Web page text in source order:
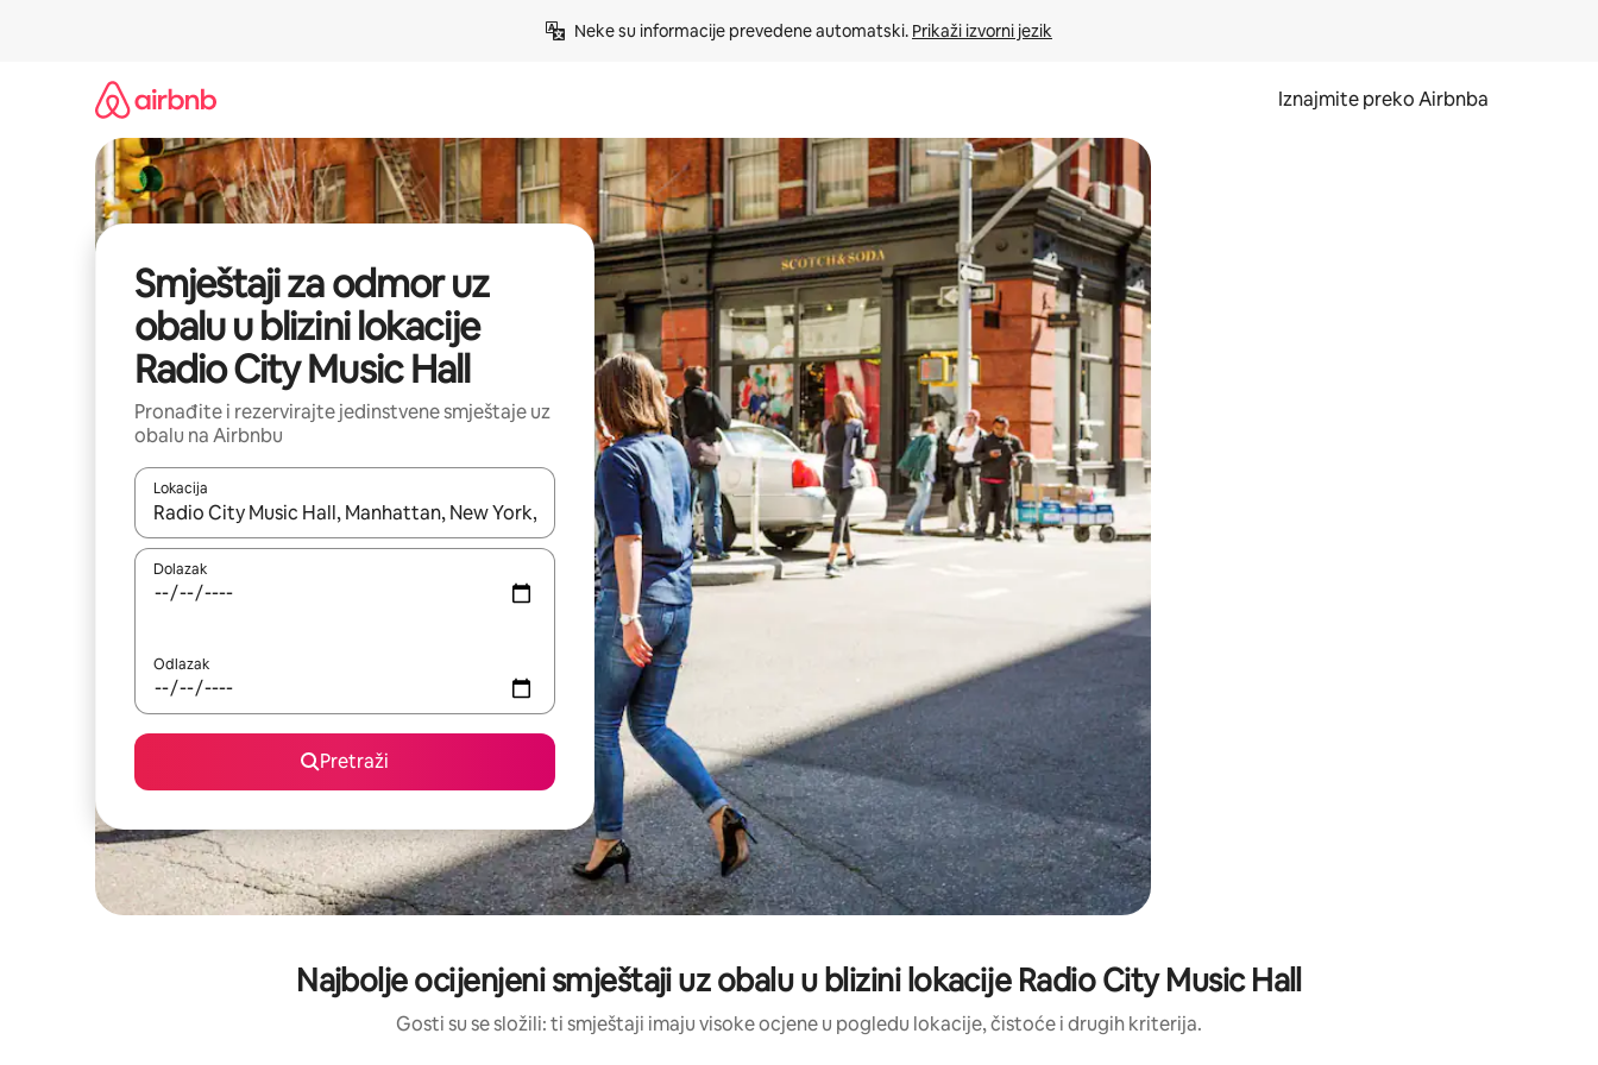
Neke su informacije prevedene automatski. Prikaži izvorni jezik
Iznajmite preko Airbnba
Smještaji za odmor uz
obalu u blizini lokacije
Radio City Music Hall
Pronađite i rezervirajte jedinstvene smještaje uz
obalu na Airbnbu
Lokacija
Kada budu dostupni rezultati, moći ćete ih pregledati koristeći se strelicama prema gore i prema dolje, kao i dodirom ili prelaskom prstom po zaslonu.
Dolazak
Odlazak
Pretraži
Najbolje ocijenjeni smještaji uz obalu u blizini lokacije Radio City Music Hall
Gosti su se složili: ti smještaji imaju visoke ocjene u pogledu lokacije, čistoće i drugih kriterija.